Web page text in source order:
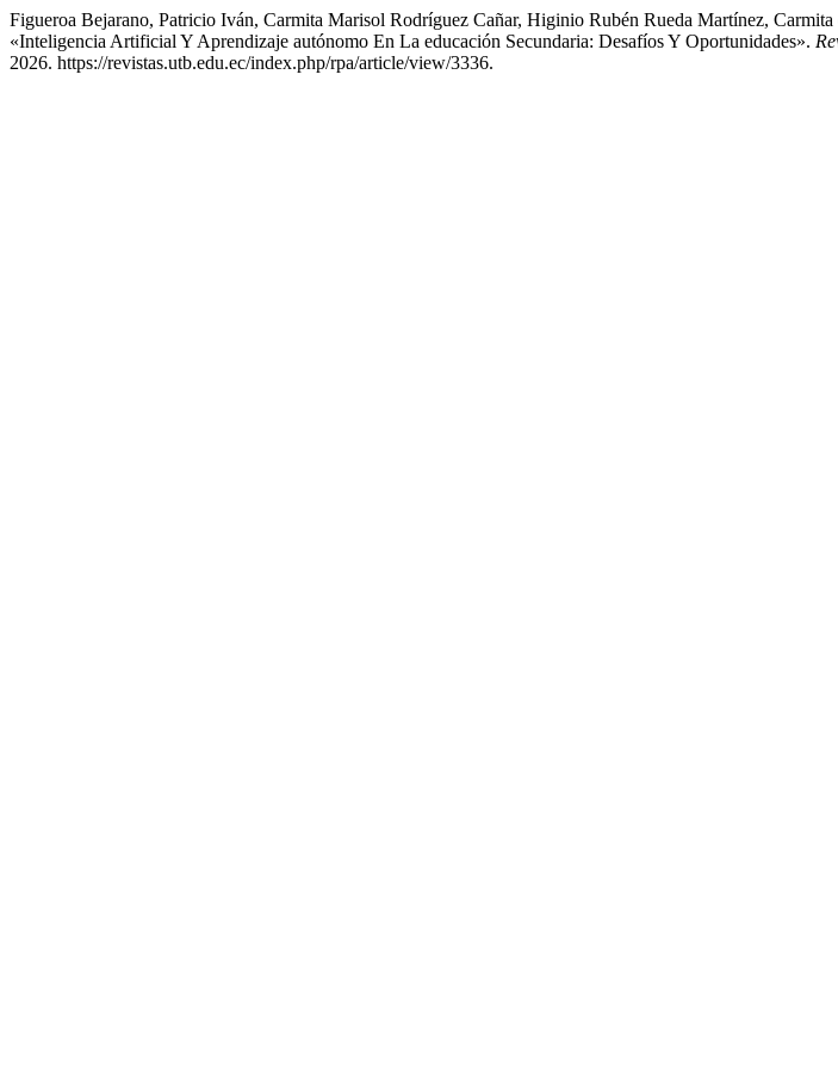
Figueroa Bejarano, Patricio Iván, Carmita Marisol Rodríguez Cañar, Higinio Rubén Rueda Martínez,
«Inteligencia Artificial Y Aprendizaje autónomo En La educación Secundaria: Desafíos Y Oportunidades».
2026. https://revistas.utb.edu.ec/index.php/rpa/article/view/3336.